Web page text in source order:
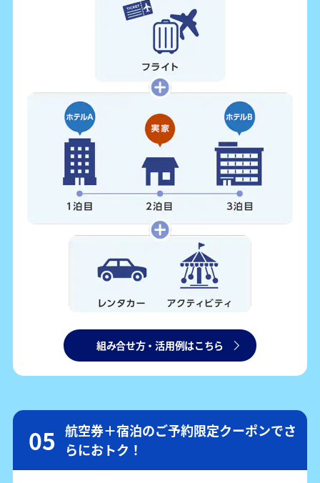
組み合せ方・活用例はこちら
航空券＋宿泊のご予約限定クーポンでさ
らにおトク！